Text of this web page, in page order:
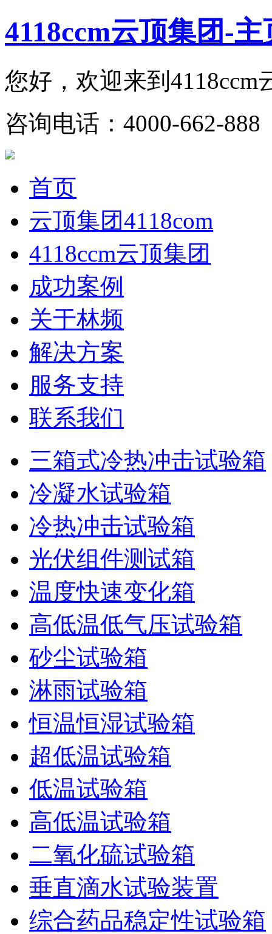
4118ccm云顶集团-主
您好，欢迎来到4118ccm
咨询电话：4000-662-
首页
云顶集团4118com
4118ccm云顶集团
成功案例
关于林频
解决方案
服务支持
联系我们
三箱式冷热冲击试验箱
冷凝水试验箱
冷热冲击试验箱
光伏组件测试箱
温度快速变化箱
高低温低气压试验箱
砂尘试验箱
淋雨试验箱
恒温恒湿试验箱
超低温试验箱
低温试验箱
高低温试验箱
二氧化硫试验箱
垂直滴水试验装置
综合药品稳定性试验箱